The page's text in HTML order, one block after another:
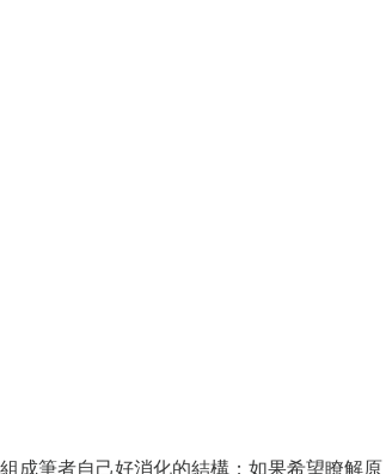
成筆者自己好消化的結構；如果希望瞭解原